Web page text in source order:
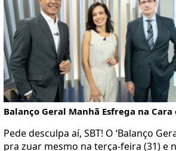
Balanço Geral Manhã Esfrega na Cara
Pede desculpa aí, SBT! O ‘Balanço
pra zuar mesmo na terça-feira (31) e